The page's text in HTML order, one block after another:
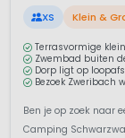
XS Klein &
Terrasvormige
Zwembad buiten
Dorp ligt op
Bezoek Zweribach
Ben je op zoek naar
Camping